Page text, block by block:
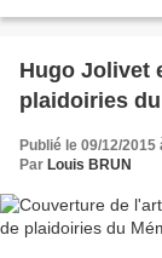
Hugo Jolivet en finale nationale du concours de
plaidoiries
Publié le 09/12/2015
Par Louis BRUN